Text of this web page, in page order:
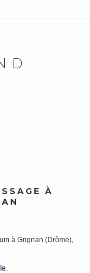
À
à Grignan (Drôme),
.